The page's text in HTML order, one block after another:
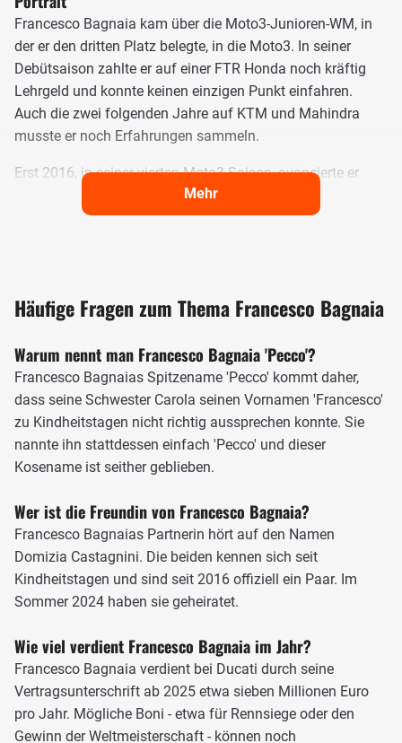
Francesco Bagnaia kam über die Moto3-Junioren-WM, in
der er den dritten Platz belegte, in die Moto3. In seiner
Debütsaison zahlte er auf einer FTR Honda noch kräftig
Lehrgeld und konnte keinen einzigen Punkt einfahren.
Auch die zwei folgenden Jahre auf KTM und Mahindra
musste er noch Erfahrungen sammeln.
Erst 2016, in seiner vierten Moto3-Saison, avancierte er
zum Spitzenfahrer. Mit zwei Siegen beendete er das Jahr
auf dem vierten Rang und wechselte 2017 zu Valentino
duellierte sich mit Miguel Oliveira um den Titel. Mit acht
für sich.
Pramac Ducati holt Francesco Bagnaia in die MotoGP
In der Saison 2019 stieg er zu Pramac Racing in die
MotoGP auf. Bagnaia pilotierte im Gegensatz zu
Teamkollege Jack Miller, der das aktuelle Modell
GP18 zahlte der Italiener zunächst viel Lehrgeld und
stürzte häufig, einzig auf Phillip Island konnte er als Vierter
vorne mitmischen. Die Saison beendete der Pramac-Pilot
auf dem 15. Platz.
Mehr
Häufige Fragen zum Thema Francesco Bagnaia
Warum nennt man Francesco Bagnaia 'Pecco'?
Francesco Bagnaias Spitzename 'Pecco' kommt daher,
dass seine Schwester Carola seinen Vornamen 'Francesco'
zu Kindheitstagen nicht richtig aussprechen konnte. Sie
nannte ihn stattdessen einfach 'Pecco' und dieser
Kosename ist seither geblieben.
Wer ist die Freundin von Francesco Bagnaia?
Francesco Bagnaias Partnerin hört auf den Namen
Domizia Castagnini. Die beiden kennen sich seit
Kindheitstagen und sind seit 2016 offiziell ein Paar. Im
Sommer 2024 haben sie geheiratet.
Wie viel verdient Francesco Bagnaia im Jahr?
Francesco Bagnaia verdient bei Ducati durch seine
Vertragsunterschrift ab 2025 etwa sieben Millionen Euro
pro Jahr. Mögliche Boni - etwa für Rennsiege oder den
Gewinn der Weltmeisterschaft - können noch